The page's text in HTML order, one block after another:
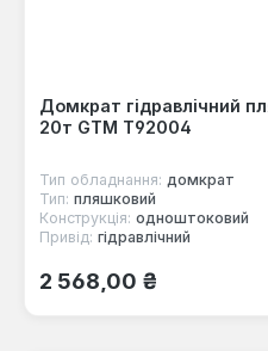
Домкрат гідравлічний
20т GTM Т92004
Тип обладнання: домкрат
Тип: пляшковий
Конструкція: одноштоковий
Привід: гідравлічний
Звичайна ціна:
2 568,00 ₴